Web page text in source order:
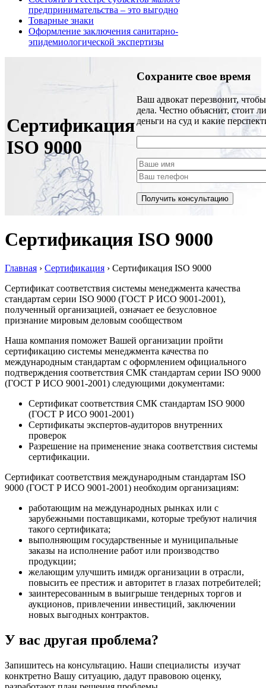
предпринимательства – это выгодно
Товарные знаки
Оформление заключения санитарно-
эпидемиологической экспертизы
Сертификация
ISO 9000
Сохраните свое время
Ваш адвокат перезвонит,
дела. Честно объяснит, стоит
деньги на суд и какие
Сертификация ISO 9000
Главная › Сертификация › Сертификация ISO 9000
Сертификат соответствия системы менеджмента качества
стандартам серии ISO 9000 (ГОСТ Р ИСО 9001-2001),
полученный организацией, означает ее безусловное
признание мировым деловым сообществом
Наша компания поможет Вашей организации пройти
сертификацию системы менеджмента качества по
международным стандартам с оформлением официального
подтверждения соответствия СМК стандартам серии ISO 9000
(ГОСТ Р ИСО 9001-2001) следующими документами:
Сертификат соответствия СМК стандартам ISO 9000
(ГОСТ Р ИСО 9001-2001)
Сертификаты экспертов-аудиторов внутренних
проверок
Разрешение на применение знака соответствия системы
сертификации.
Сертификат соответствия международным стандартам ISO
9000 (ГОСТ Р ИСО 9001-2001) необходим организациям:
работающим на международных рынках или с
зарубежными поставщиками, которые требуют наличия
такого сертификата;
выполняющим государственные и муниципальные
заказы на исполнение работ или производство
продукции;
желающим улучшить имидж организации в отрасли,
повысить ее престиж и авторитет в глазах потребителей;
заинтересованным в выигрыше тендерных торгов и
аукционов, привлечении инвестиций, заключении
новых выгодных контрактов.
У вас другая проблема?
Запишитесь на консультацию. Наши специалисты изучат
конктретно Вашу ситуацию, дадут правовою оценку,